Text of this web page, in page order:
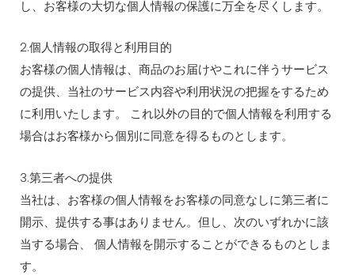
し、お客様の大切な個人情報の保護に万全を尽くします。
2.個人情報の取得と利用目的
お客様の個人情報は、商品のお届けやこれに伴うサービス
の提供、当社のサービス内容や利用状況の把握をするため
に利用いたします。 これ以外の目的で個人情報を利用する
場合はお客様から個別に同意を得るものとします。
3.第三者への提供
当社は、お客様の個人情報をお客様の同意なしに第三者に
開示、提供する事はありません。但し、次のいずれかに該
当する場合、 個人情報を開示することができるものとしま
す。